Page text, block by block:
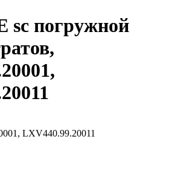
sc погружной
LXV440.99.20011